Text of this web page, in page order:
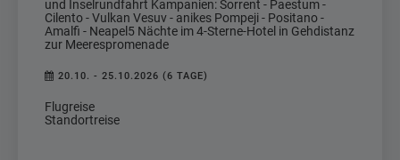
und Inselrundfahrt Kampanien: Sorrent - Paestum -
Cilento - Vulkan Vesuv - anikes Pompeji - Positano -
Amalfi - Neapel5 Nächte im 4-Sterne-Hotel in Gehdistanz
zur Meerespromenade
20.10. - 25.10.2026 (6 TAGE)
Flugreise
Standortreise